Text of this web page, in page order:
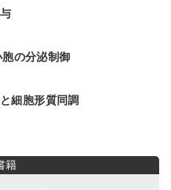
の分泌制御
細胞形質同調
籍